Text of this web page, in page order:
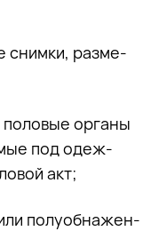
сним­ки, раз­ме­
ор­га­ны
под одеж­
акт;
по­лу­об­на­жен­